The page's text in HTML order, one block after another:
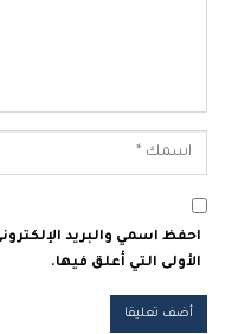
احفظ اسمي والبريد
الأولى التي أعلق فيها.